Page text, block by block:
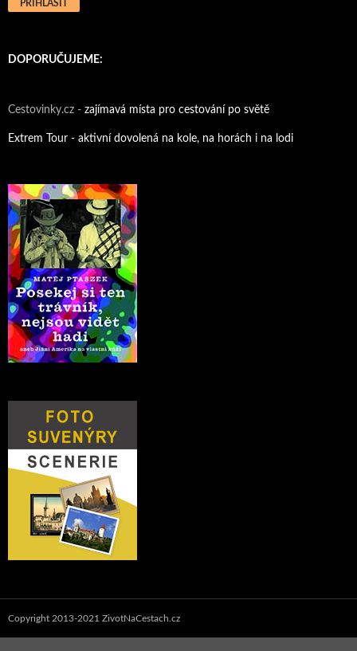
DOPORUČUJEME:
Cestovinky.cz - zajímavá místa pro cestování po světě
Extrem Tour - aktivní dovolená na kole, na horách i na lodi